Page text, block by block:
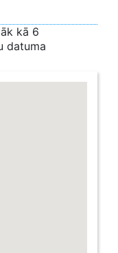
kā 6
datuma